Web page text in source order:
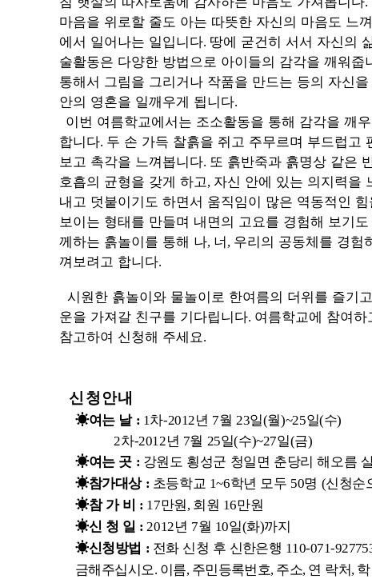
마음을 위로할 줄도 아는 따뜻한 자신의 마음도 느
에서 일어나는 일입니다. 땅에 굳건히 서서 자신의
술활동은 다양한 방법으로 아이들의 감각을 깨워줍
통해서 그림을 그리거나 작품을 만드는 등의 자신
안의 영혼을 일깨우게 됩니다.
이번 여름학교에서는 조소활동을 통해 감각을 깨
합니다. 두 손 가득 찰흙을 쥐고 주무르며 부드럽고
보고 촉각을 느껴봅니다. 또 흙반죽과 흙명상 같은
호흡의 균형을 갖게 하고, 자신 안에 있는 의지력을
내고 덧붙이기도 하면서 움직임이 많은 역동적인
보이는 형태를 만들며 내면의 고요를 경험해 보기
께하는 흙놀이를 통해 나, 너, 우리의 공동체를 경험
껴보려고 합니다.
시원한 흙놀이와 물놀이로 한여름의 더위를 즐기
운을 가져갈 친구를 기다립니다. 여름학교에 참여
참고하여 신청해 주세요.
신청안내
☀여는 날 : 1차-2012년 7월 23일(월)~25일(수)
2차-2012년 7월 25일(수)~27일(금)
☀여는 곳 : 강원도 횡성군 청일면 춘당리 해오름
☀참가대상 : 초등학교 1~6학년 모두 50명 (신청순
☀참 가 비 : 17만원, 회원 16만원
☀신 청 일 : 2012년 7월 10일(화)까지
☀신청방법 : 전화 신청 후 신한은행 110-071-
금해주십시오. 이름, 주민등록번호, 주소, 연 락처,